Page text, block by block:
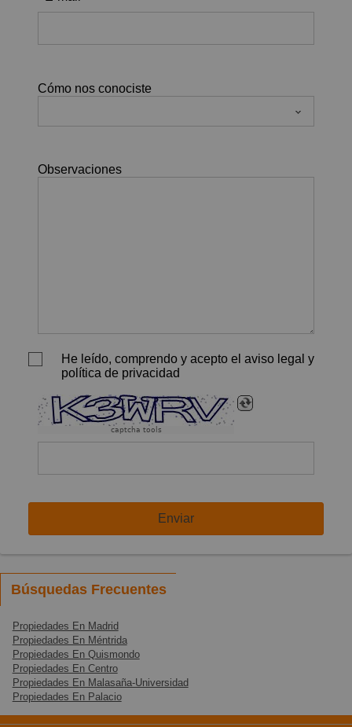
Cómo nos conociste
Observaciones
He leído, comprendo y acepto el aviso legal y
política de privacidad
captcha tools
Enviar
Búsquedas Frecuentes
Propiedades En Madrid
Propiedades En Méntrida
Propiedades En Quismondo
Propiedades En Centro
Propiedades En Malasaña-Universidad
Propiedades En Palacio